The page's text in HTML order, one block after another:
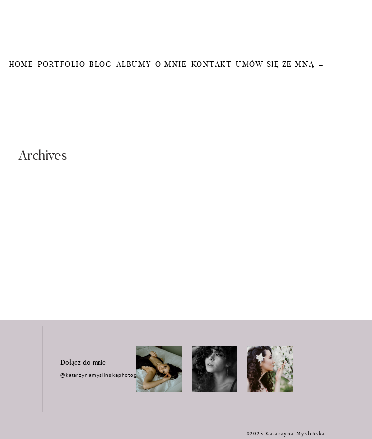
HOME PORTFOLIO BLOG ALBUMY O MNIE KONTAKT UMÓW SIĘ ZE MNĄ →
Archives
Dołącz do mnie
@katarzynamyslinskaphotography
©2025 Katarzyna Myślińska